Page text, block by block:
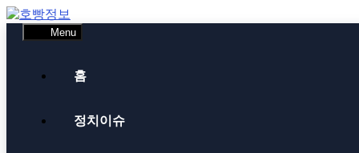
Skip
to
content
Menu
홈
정치이슈